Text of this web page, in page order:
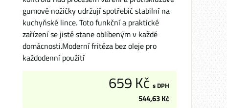
gumové nožičky udržují spotřebič stabilní na
kuchyňské lince. Toto funkční a praktické
zařízení se jistě stane oblíbeným v každé
domácnosti.Moderní fritéza bez oleje pro
každodenní použití
659 Kč s DPH
544,63 Kč